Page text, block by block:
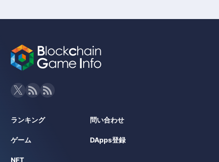
ランキング
ゲーム
NFT
問い合わせ
DApps登録